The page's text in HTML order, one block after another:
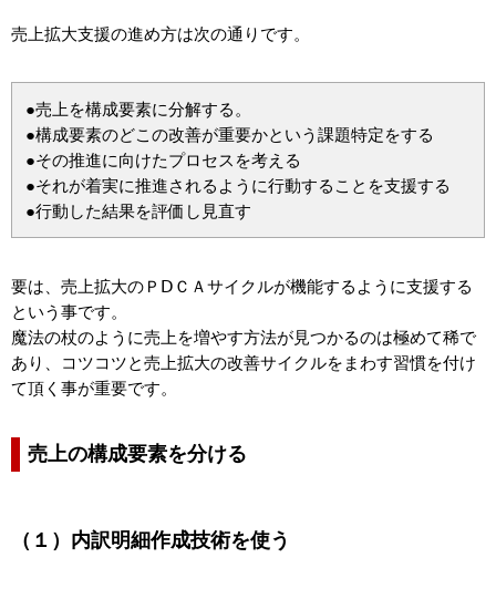
売上拡大支援の進め方は次の通りです。
●売上を構成要素に分解する。
●構成要素のどこの改善が重要かという課題特定をする
●その推進に向けたプロセスを考える
●それが着実に推進されるように行動することを支援する
●行動した結果を評価し見直す
要は、売上拡大のＰⅮＣＡサイクルが機能するように支援する
という事です。
魔法の杖のように売上を増やす方法が見つかるのは極めて稀で
あり、コツコツと売上拡大の改善サイクルをまわす習慣を付け
て頂く事が重要です。
売上の構成要素を分ける
（１）内訳明細作成技術を使う